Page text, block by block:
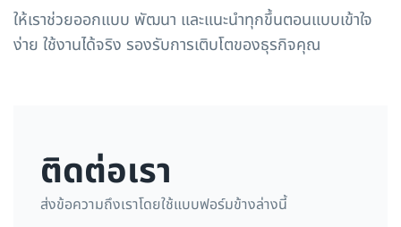
ให้เราช่วยออกแบบ พัฒนา และแนะนำทุกขึ้นตอนแบบเข้าใจ
ง่าย ใช้งานได้จริง รองรับการเติบโตของธุรกิจคุณ
ติดต่อเรา
ส่งข้อความถึงเราโดยใช้แบบฟอร์มข้างล่างนี้